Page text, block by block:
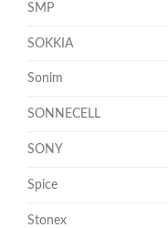
SMP
SOKKIA
Sonim
SONNECELL
SONY
Spice
Stonex